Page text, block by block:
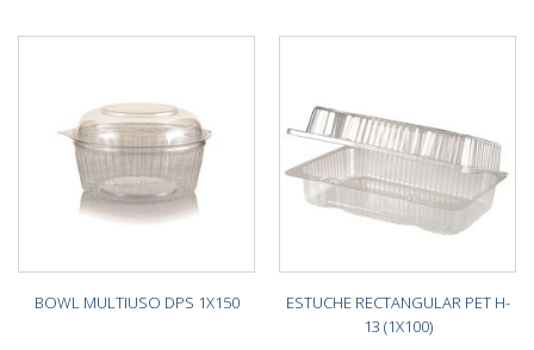
BOWL MULTIUSO DPS 1X150
ESTUCHE RECTANGULAR PET H-
13 (1X100)